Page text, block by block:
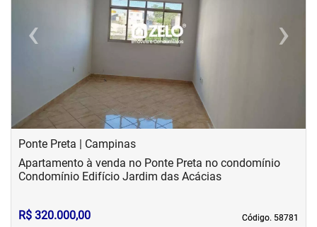
‹Previous ›Next
Ponte Preta | Campinas
Código. 58781
Código. 58781
Apartamento à venda no Ponte Preta no condomínio
Condomínio Edifício Jardim das Acácias
R$ 320.000,00